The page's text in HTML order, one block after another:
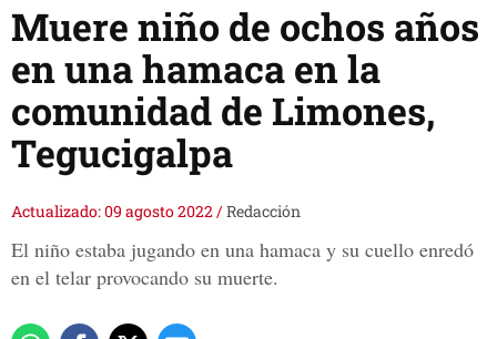
Muere niño de ochos años
en una hamaca en la
comunidad de Limones,
Tegucigalpa
Actualizado: 09 agosto 2022/Redacción
El niño estaba jugando en una hamaca y su cuello enredó
en el telar provocando su muerte.